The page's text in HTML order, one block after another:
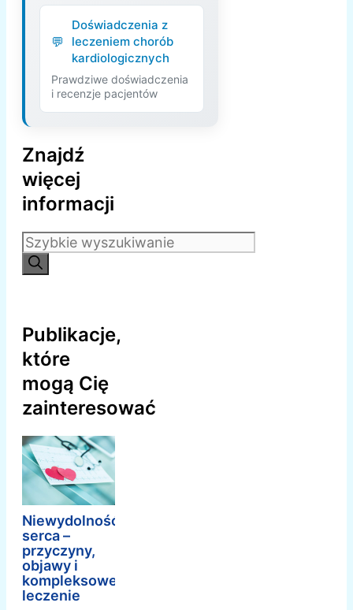
Doświadczenia z
leczeniem chorób
kardiologicznych
Prawdziwe doświadczenia
i recenzje pacjentów
Znajdź
więcej
informacji
Szukaj:
Publikacje,
które
mogą Cię
zainteresować
Niewydolność
serca –
przyczyny,
objawy i
kompleksowe
leczenie